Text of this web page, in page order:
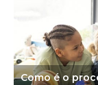
Como é o